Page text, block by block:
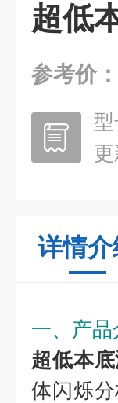
超低
参考价：
型
更
详情介
一、产品
超低本
体闪烁